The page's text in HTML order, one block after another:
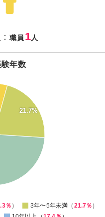
：職員 1人
年数
21.7%
％ ） 3年〜5年未満（ 21.7％ ）